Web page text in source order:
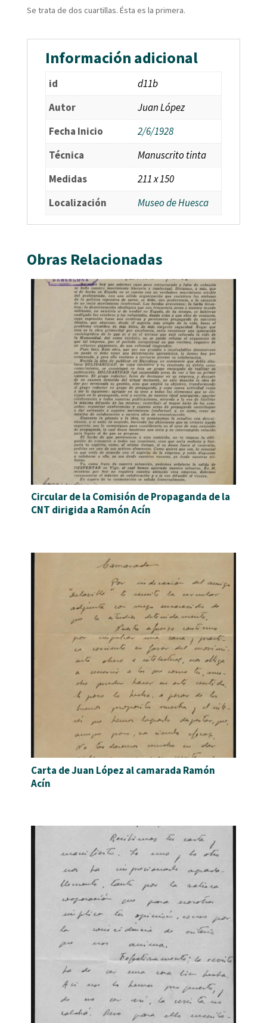
Se trata de dos cuartillas. Ésta es la primera.
Información adicional
id
d11b
Autor
Juan López
Fecha Inicio
2/6/1928
Técnica
Manuscrito tinta
Medidas
211 x 150
Localización
Museo de Huesca
Obras Relacionadas
Circular de la Comisión de Propaganda de la
CNT dirigida a Ramón Acín
Carta de Juan López al camarada Ramón
Acín